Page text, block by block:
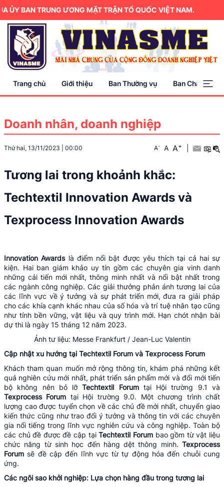
TRUNG ƯƠNG MẶT TRẬN TỔ QUỐC VIỆT NAM.
Trang chủ Giới thiệu Ban Thường vụ Ban Chấp hành
Doanh nhân, doanh nghiệp
Thứ hai, 13/11/2023 00:00 A- A A+
Tương lai trong khoảnh khắc:
Techtextil Innovation Awards và
Texprocess Innovation Awards
Innovation Awardslà điểm nổi bật được yêu thích tại cả hai sự
kiện. Hai ban giám khảo uy tín gồm các chuyên gia vinh danh
những cải tiến mới nhất, thông minh nhất và nổi bật nhất trong
các ngành công nghiệp. Các giải thưởng phản ánh tương lai của
các lĩnh vực về ý tưởng và sự phát triển mới, đưa ra giải pháp
cho các khía cạnh khác nhau của số hóa và trí tuệ nhân tạo cũng
như tính bền vững, vật liệu và quy trình mới. Hạn chót nhận bài
dự thi là ngày 15 tháng 12 năm 2023.
Ảnh tư liệu: Messe Frankfurt / Jean-Luc Valentin
Cập nhật xu hướng tại Techtextil Forum và Texprocess Forum
Khách tham quan muốn mở rộng thông tin, khám phá những kết
quả nghiên cứu mới nhất, phát triển sản phẩm mới và đổi mới tiến
bộ không nên bỏ lỡTechtextil Forumtại Hội trường 9.1 và
Texprocess Forum tại Hội trường 9.0. Một chương trình chất
lượng cao được tuyển chọn về các chủ đề mới nhất, chuyển giao
kiến ​​thức cũng như trao đổi ý tưởng và thông tin với các chuyên
gia nổi tiếng trong lĩnh vực nghiên cứu và công nghiệp. Toàn bộ
các chủ đề được đề cập tạiTechtextil Forumbao gồm từ vật liệu
chức năng từ sinh học đến hàng dệt thông minh. Texprocess
Forum sẽ đề cập đến lĩnh vực từ tự động hóa đến chuỗi cung
ứng.
Các ngôi sao khởi nghiệp: Lựa chọn hàng đầu trong tương lai